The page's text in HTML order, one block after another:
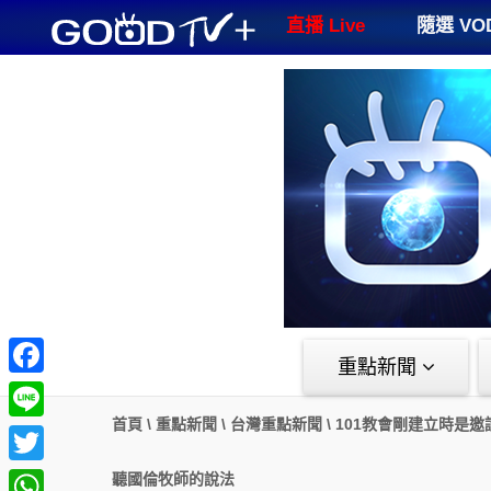
GOODTV+ 直播 Live 隨選
重點新聞
首頁 \ 重點新聞 \ 台灣重點新聞 \ 101教會剛建立時是
聽國倫牧師的說法
Facebook
Line
Twitter